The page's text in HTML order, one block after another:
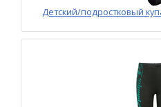
Детский/подростковый